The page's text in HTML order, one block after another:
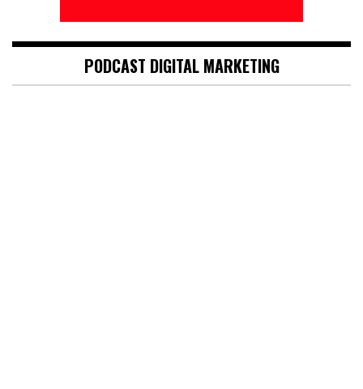
PODCAST DIGITAL MARKETING